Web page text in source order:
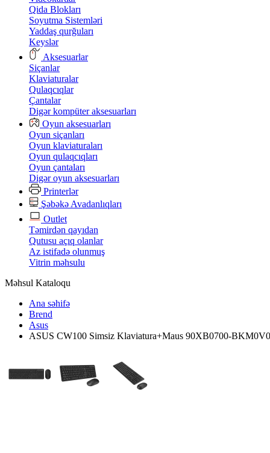
Qida Blokları
Soyutma Sistemləri
Yaddaş qurğuları
Keyslər
Aksesuarlar
Siçanlar
Klaviaturalar
Qulaqcıqlar
Çantalar
Digər kompüter aksesuarları
Oyun aksesuarları
Oyun siçanları
Oyun klaviaturaları
Oyun qulaqcıqları
Oyun çantaları
Digər oyun aksesuarları
Printerlər
Şəbəkə Avadanlıqları
Outlet
Təmirdən qayıdan
Qutusu açıq olanlar
Az istifadə olunmuş
Vitrin məhsulu
Məhsul Kataloqu
Ana səhifə
Brend
Asus
ASUS CW100 Simsiz Klaviatura+Maus 90XB0700-BKM0V0